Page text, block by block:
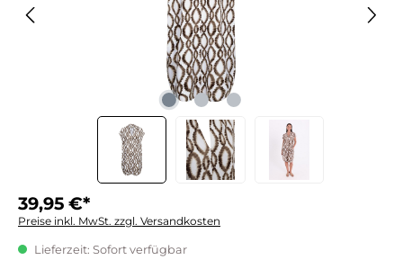
39,95 €*
Preise inkl. MwSt. zzgl. Versandkosten
Lieferzeit: Sofort verfügbar